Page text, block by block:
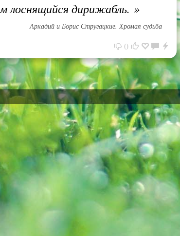
лоснящийся дирижабль. »
Аркадий и Борис Стругацкие. Хромая судьба
0